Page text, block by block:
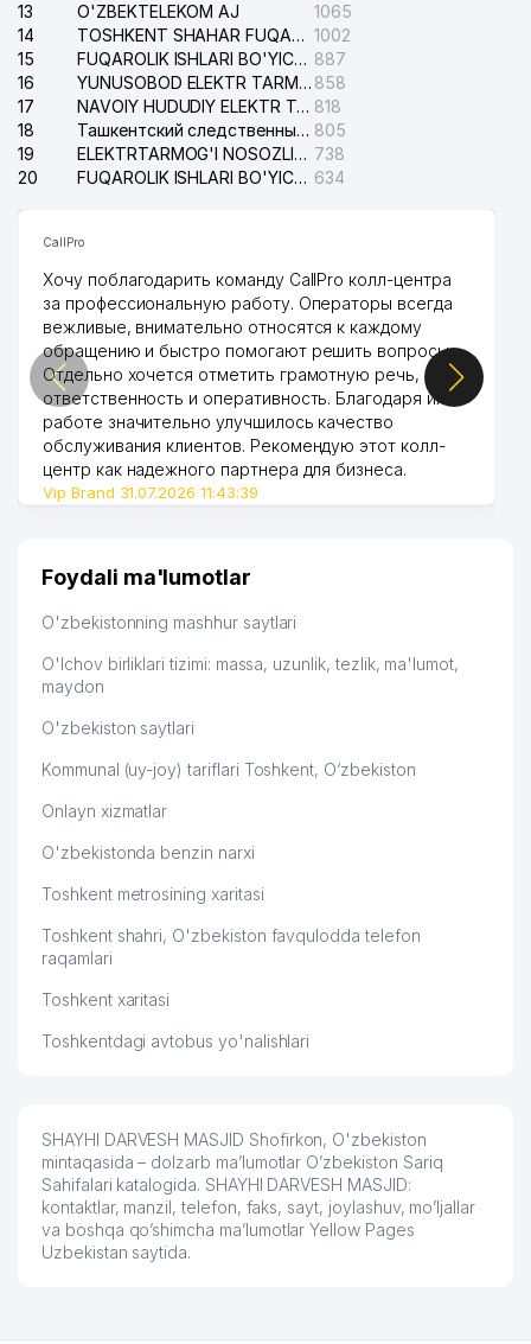
13
O'ZBEKTELEKOM AJ
1065
14
TOSHKENT SHAHAR FUQAROLIK ISHLARI BO'YICHA SUDI 1002
15
FUQAROLIK ISHLARI BO'YICHA YAKKASAROY TUMANLARARO SUDI 887
16
YUNUSOBOD ELEKTR TARMOG'I NOSOZLIKLARI XIZMATI 858
17
NAVOIY HUDUDIY ELEKTR TARMOQLARI KORXONASI AJ 818
18
Ташкентский следственный изолятор 805
19
ELEKTRTARMOG'I NOSOZLIKLARINI TO'ZATISH SERGELI XIZMATI 738
20
FUQAROLIK ISHLARI BO'YICHA UCH-TEPA TUMANI SUDI 634
CallPro
Хочу поблагодарить команду CallPro колл-центра
за профессиональную работу. Операторы всегда
вежливые, внимательно относятся к каждому
обращению и быстро помогают решить вопросы.
Отдельно хочется отметить грамотную речь,
ответственность и оперативность. Благодаря их
работе значительно улучшилось качество
обслуживания клиентов. Рекомендую этот колл-
центр как надежного партнера для бизнеса.
Vip Brand 31.07.2026 11:43:39
Foydali ma'lumotlar
O'zbekistonning mashhur saytlari
O'lchov birliklari tizimi: massa, uzunlik, tezlik, ma'lumot,
maydon
O'zbekiston saytlari
Kommunal (uy-joy) tariflari Toshkent, O‘zbekiston
Onlayn xizmatlar
O'zbekistonda benzin narxi
Toshkent metrosining xaritasi
Toshkent shahri, O'zbekiston favqulodda telefon
raqamlari
Toshkent xaritasi
Toshkentdagi avtobus yo'nalishlari
SHAYHI DARVESH MASJID Shofirkon, O'zbekiston
mintaqasida – dolzarb ma’lumotlar O’zbekiston Sariq
Sahifalari katalogida. SHAYHI DARVESH MASJID:
kontaktlar, manzil, telefon, faks, sayt, joylashuv, mo’ljallar
va boshqa qo’shimcha ma’lumotlar Yellow Pages
Uzbekistan saytida.